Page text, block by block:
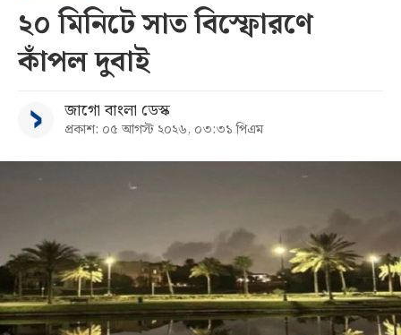
২০ মিনিটে সাত বিস্ফোরণে
কাঁপল দুবাই
জাগো বাংলা ডেস্ক
প্রকাশ: ০৫ আগস্ট ২০২৬, ০৩:৩১ পিএম